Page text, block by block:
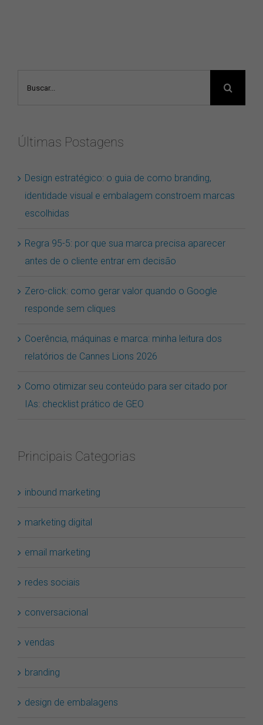
Buscar
Últimas Postagens
Design estratégico: o guia de como branding,
identidade visual e embalagem constroem marcas
Regra 95-5: por que sua marca precisa aparecer
Zero-click: como gerar valor quando o Google
responde sem cliques
Coerência, máquinas e marca: minha leitura dos
Como otimizar seu conteúdo para ser citado por
IAs: checklist prático de GEO
Principais Categorias
inbound marketing
marketing digital
email marketing
branding
design de embalagens